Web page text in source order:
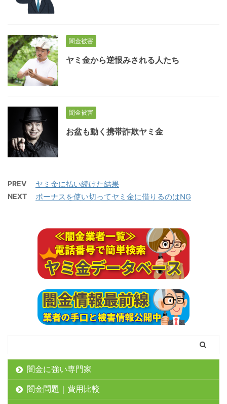
闇金被害
ヤミ金から逆恨みされる人たち
闇金被害
お盆も動く携帯詐欺ヤミ金
PREV ヤミ金に払い続けた結果
NEXT ボーナスを使い切ってヤミ金に借りるのはNG
闇金に強い専門家
闇金問題｜費用比較